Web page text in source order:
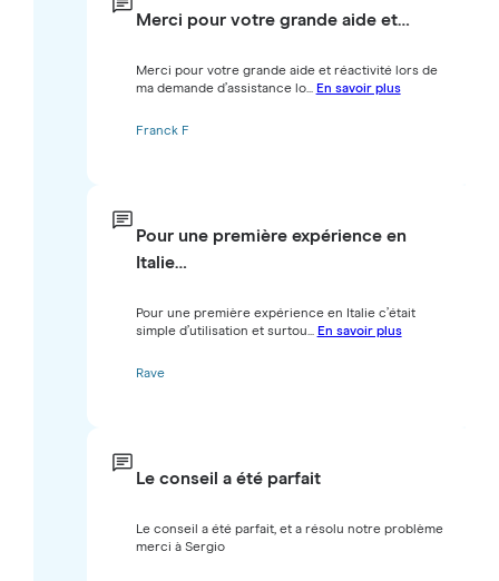
Merci pour votre grande aide et…
Merci pour votre grande aide et réactivité lors de
ma demande d’assistance lo... En savoir plus
Franck F
Pour une première expérience en
Italie…
Pour une première expérience en Italie c’était
simple d’utilisation et surtou... En savoir plus
Rave
Le conseil a été parfait
Le conseil a été parfait, et a résolu notre problème
merci à Sergio